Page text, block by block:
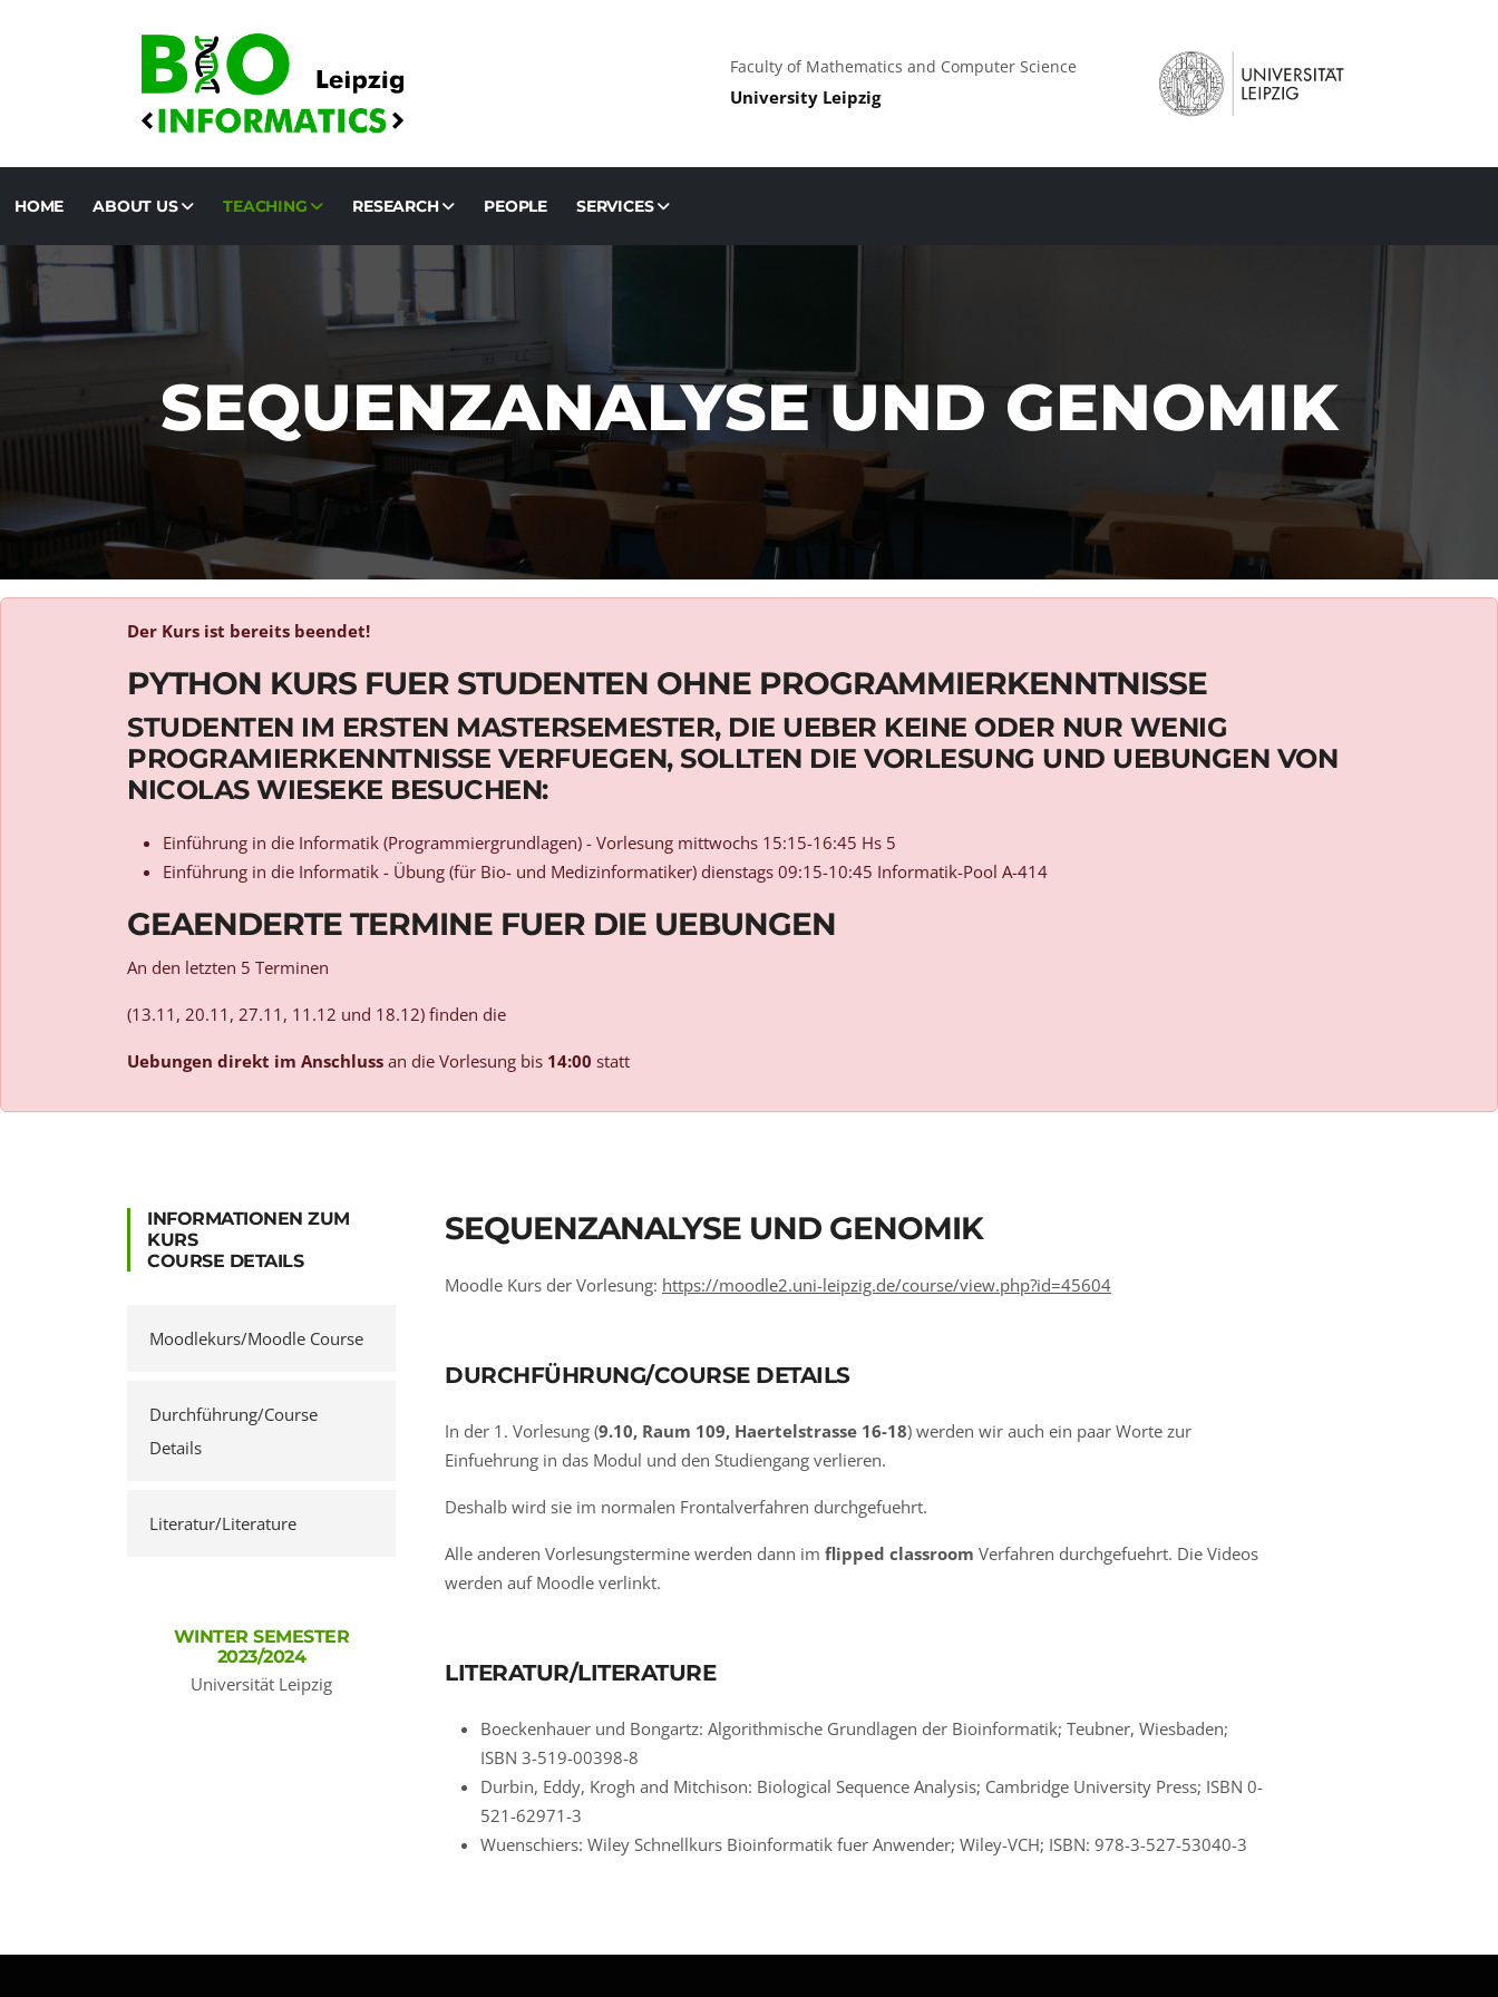
Faculty of Mathematics and Computer Science
University Leipzig
HOME ABOUT US TEACHING RESEARCH PEOPLE SERVICES
SEQUENZANALYSE UND GENOMIK
Der Kurs ist bereits beendet!
PYTHON KURS FUER STUDENTEN OHNE PROGRAMMIERKENNTNISSE
STUDENTEN IM ERSTEN MASTERSEMESTER, DIE UEBER KEINE ODER NUR WENIG
PROGRAMIERKENNTNISSE VERFUEGEN, SOLLTEN DIE VORLESUNG UND UEBUNGEN VON
NICOLAS WIESEKE BESUCHEN:
Einführung in die Informatik (Programmiergrundlagen) - Vorlesung mittwochs 15:15-16:45 Hs 5
Einführung in die Informatik - Übung (für Bio- und Medizinformatiker) dienstags 09:15-10:45 Informatik-Pool A-414
GEAENDERTE TERMINE FUER DIE UEBUNGEN
An den letzten 5 Terminen
(13.11, 20.11, 27.11, 11.12 und 18.12) finden die
Uebungen direkt im Anschluss an die Vorlesung bis 14:00 statt
INFORMATIONEN ZUM
KURS
COURSE DETAILS
Moodlekurs/Moodle Course
Durchführung/Course
Details
Literatur/Literature
WINTER SEMESTER
2023/2024
Universität Leipzig
SEQUENZANALYSE UND GENOMIK
Moodle Kurs der Vorlesung: https://moodle2.uni-leipzig.de/course/view.php?id=45604
DURCHFÜHRUNG/COURSE DETAILS
In der 1. Vorlesung (9.10, Raum 109, Haertelstrasse 16-18) werden wir auch ein paar Worte zur
Einfuehrung in das Modul und den Studiengang verlieren.
Deshalb wird sie im normalen Frontalverfahren durchgefuehrt.
Alle anderen Vorlesungstermine werden dann im flipped classroom Verfahren durchgefuehrt. Die Videos
werden auf Moodle verlinkt.
LITERATUR/LITERATURE
Boeckenhauer und Bongartz: Algorithmische Grundlagen der Bioinformatik; Teubner, Wiesbaden;
ISBN 3-519-00398-8
Durbin, Eddy, Krogh and Mitchison: Biological Sequence Analysis; Cambridge University Press; ISBN 0-
521-62971-3
Wuenschiers: Wiley Schnellkurs Bioinformatik fuer Anwender; Wiley-VCH; ISBN: 978-3-527-53040-3